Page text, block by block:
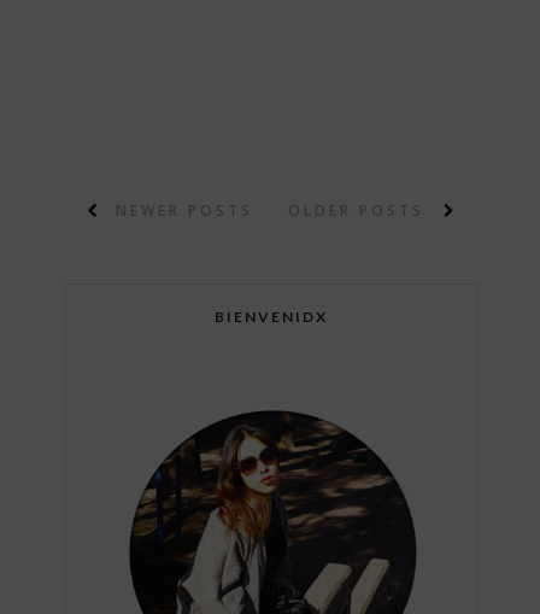
NEWER POSTS OLDER POSTS
BIENVENIDX